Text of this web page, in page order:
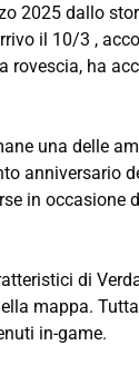
2025 dallo
il 10/3 ,
rovescia, ha
una delle
anniversario
in occasione
di
mappa.
in-game.